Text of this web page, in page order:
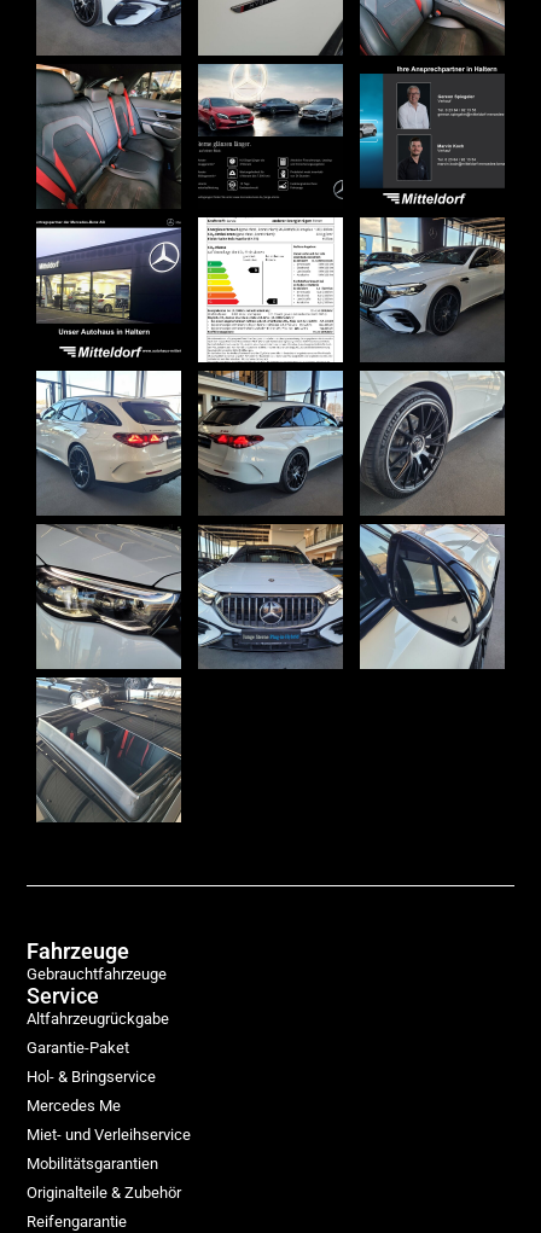
Fahrzeuge
Gebrauchtfahrzeuge
Service
Altfahrzeugrückgabe
Garantie-Paket
Hol- & Bringservice
Mercedes Me
Miet- und Verleihservice
Mobilitätsgarantien
Originalteile & Zubehör
Reifengarantie